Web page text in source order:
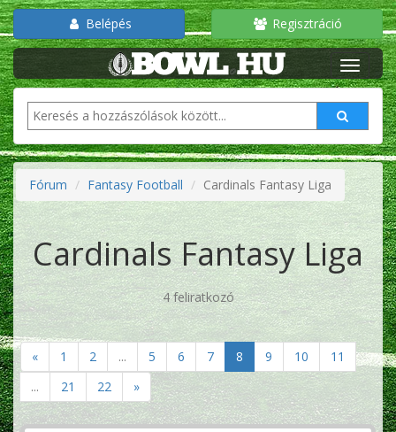
Belépés Regisztráció
Fórum Fantasy Football Cardinals Fantasy Liga
Cardinals Fantasy Liga
4 feliratkozó
« 1 2 ... 5 6 7 8 9 10
11
...
21 22 »